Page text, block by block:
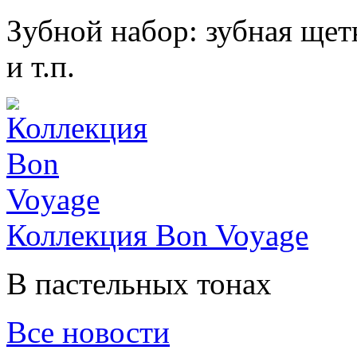
Зубной набор: зубная
и т.п.
Коллекция Bon Voyage
В пастельных тонах
Все новости